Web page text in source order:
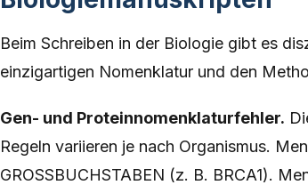
Beim Schreiben in der Biologie gibt es
einzigartigen Nomenklatur und den
Gen- und Proteinnomenklaturfehler.
Regeln variieren je nach Organismus.
GROSSBUCHSTABEN (z. B. BRCA1).